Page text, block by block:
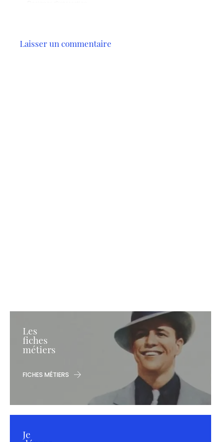
Laisser un commentaire
Les
fiches
métiers
FICHES MÉTIERS
Je